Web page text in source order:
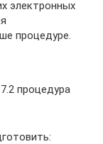
электронных
процедуре.
процедура